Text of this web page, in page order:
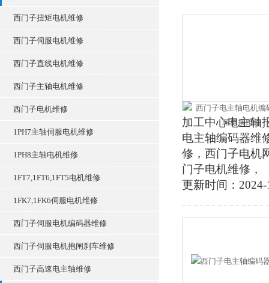
西门子扭矩电机维修
西门子伺服电机维修
西门子直线电机维修
西门子主轴电机维修
西门子电机维修
1PH7主轴伺服电机维修
1PH8主轴电机维修
1FT7,1FT6,1FT5电机维修
1FK7,1FK6伺服电机维修
西门子伺服电机编码器维修
西门子伺服电机抱闸刹车维修
西门子高速电主轴维修
加工中心电主轴
电主轴编码器维
修，西门子电机
门子电机维修，
更新时间：2024-